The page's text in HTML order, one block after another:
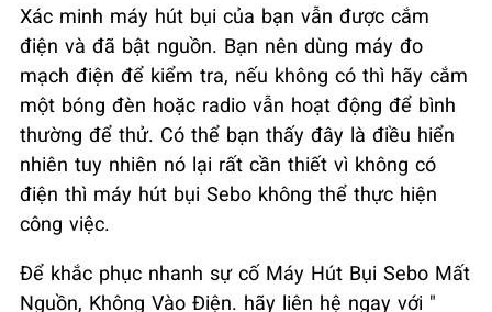
Xác minh máy hút bụi của bạn vẫn được cắm
điện và đã bật nguồn. Bạn nên dùng máy đo
mạch điện để kiểm tra, nếu không có thì hãy cắm
một bóng đèn hoặc radio vẫn hoạt động để bình
thường để thử. Có thể bạn thấy đây là điều hiển
nhiên tuy nhiên nó lại rất cần thiết vì không có
điện thì máy hút bụi Sebo không thể thực hiện
công việc.
Để khắc phục nhanh sự cố Máy Hút Bụi Sebo Mất
Nguồn, Không Vào Điện. hãy liên hệ ngay với "